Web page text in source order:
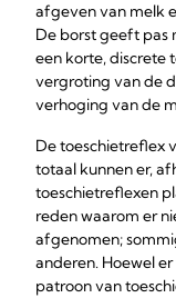
afgeven van melk
De borst geeft pas
een korte, discrete
vergroting van de
verhoging van de
De toeschietreflex
totaal kunnen er,
toeschietreflexen
reden waarom er
afgenomen;
anderen. Hoewel
patroon van